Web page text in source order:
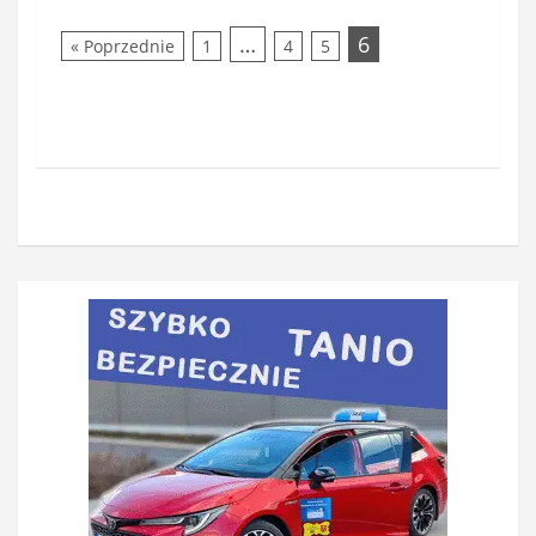
« Poprzednie 1 … 4 5 6